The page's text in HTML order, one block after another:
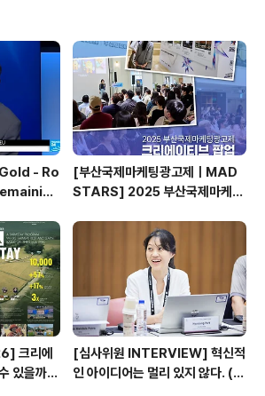
발표 7월 중(개별연락 예정)
1.25L 세트 🙇🏻많은 관심과
의사항 - ‘사전 신청 후, 실제
로 선정될 수 있습니다. - 이벤
수집 및 취급에 동의한 것으
- Ro
[부산국제마케팅광고제ㅣMAD
STARS] 2025 부산국제마케팅
기
크리에
있을까?
[심사위원 INTERVIEW] 혁신적
인 아이디어는 멀리 있지 않다. (제